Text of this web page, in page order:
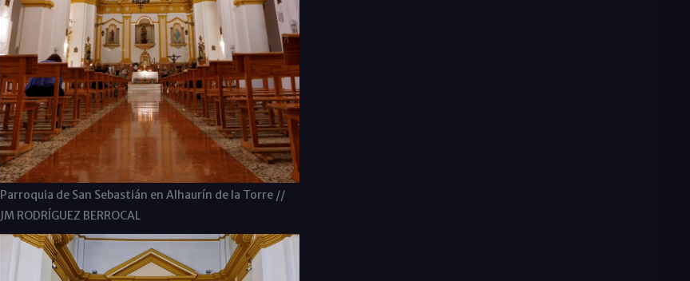
Parroquia de San Sebastián en Alhaurín de la Torre //
JM RODRÍGUEZ BERROCAL